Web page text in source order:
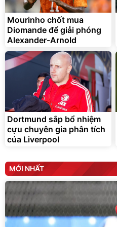
Mourinho chốt mua
Diomande để giải phóng
Alexander-Arnold
Dortmund sắp bổ nhiệm
cựu chuyên gia phân tích
của Liverpool
MỚI NHẤT